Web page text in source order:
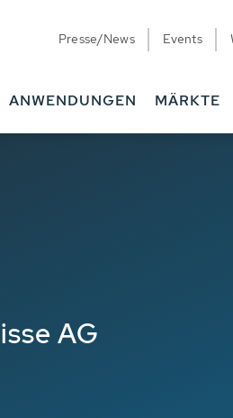
Presse/News Events
ANWENDUNGEN MÄRKTE
AG